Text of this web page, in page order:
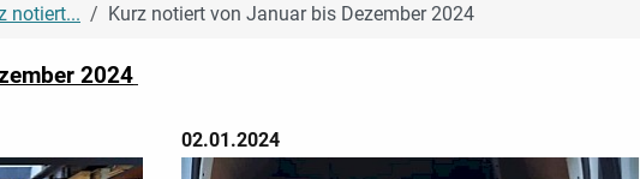
notiert... Kurz notiert von Januar bis Dezember 2024
2024
02.01.2024